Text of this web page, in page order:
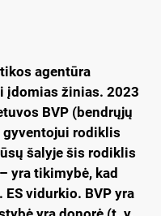
agentūra
įdomias žinias. 2023
BVP (bendrųjų
gyventojui rodiklis
šalyje šis rodiklis
yra tikimybė, kad
vidurkio. BVP yra